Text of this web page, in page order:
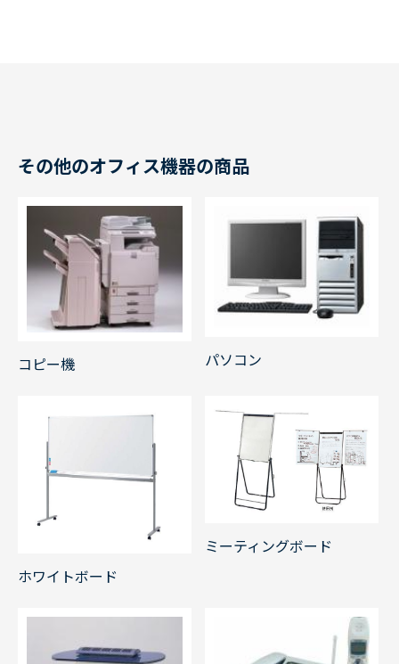
その他のオフィス機器の商品
コピー機 パソコン
ホワイトボード
ミーティングボード